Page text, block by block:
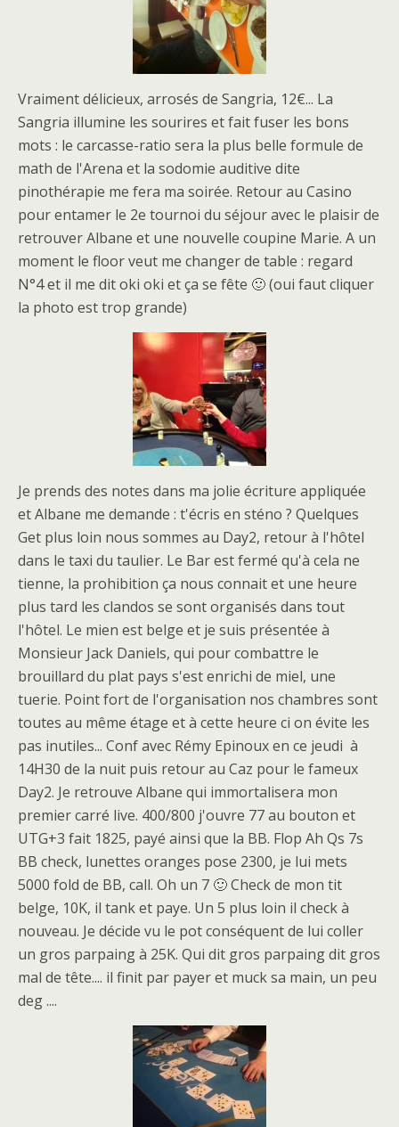
Vraiment délicieux, arrosés de Sangria, 12€... La
Sangria illumine les sourires et fait fuser les bons
mots : le carcasse-ratio sera la plus belle formule de
math de l'Arena et la sodomie auditive dite
pinothérapie me fera ma soirée. Retour au Casino
pour entamer le 2e tournoi du séjour avec le plaisir de
retrouver Albane et une nouvelle coupine Marie. A un
moment le floor veut me changer de table : regard
N°4 et il me dit oki oki et ça se fête 🙂 (oui faut cliquer
la photo est trop grande)
Je prends des notes dans ma jolie écriture appliquée
et Albane me demande : t'écris en sténo ? Quelques
Get plus loin nous sommes au Day2, retour à l'hôtel
dans le taxi du taulier. Le Bar est fermé qu'à cela ne
tienne, la prohibition ça nous connait et une heure
plus tard les clandos se sont organisés dans tout
l'hôtel. Le mien est belge et je suis présentée à
Monsieur Jack Daniels, qui pour combattre le
brouillard du plat pays s'est enrichi de miel, une
tuerie. Point fort de l'organisation nos chambres sont
toutes au même étage et à cette heure ci on évite les
pas inutiles... Conf avec Rémy Epinoux en ce jeudi à
14H30 de la nuit puis retour au Caz pour le fameux
Day2. Je retrouve Albane qui immortalisera mon
premier carré live. 400/800 j'ouvre 77 au bouton et
UTG+3 fait 1825, payé ainsi que la BB. Flop Ah Qs 7s
BB check, lunettes oranges pose 2300, je lui mets
5000 fold de BB, call. Oh un 7 🙂 Check de mon tit
belge, 10K, il tank et paye. Un 5 plus loin il check à
nouveau. Je décide vu le pot conséquent de lui coller
un gros parpaing à 25K. Qui dit gros parpaing dit gros
mal de tête.... il finit par payer et muck sa main, un peu
deg ....